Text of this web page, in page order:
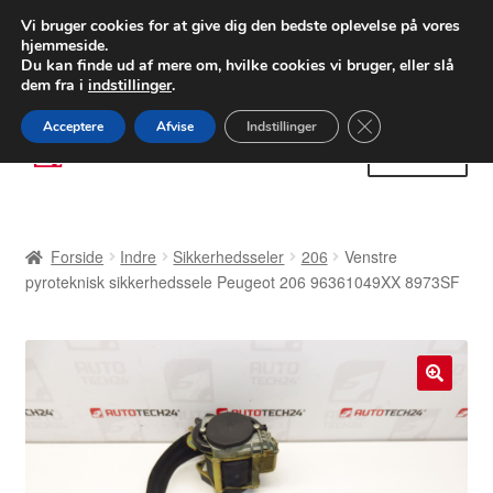
LEVERING fra 55 kr.
FEDEX verdensomspændende forsendelse
80 82 72 02
Spring
til
Spring
til
Betalinger
Klageprocedure
Forside Indre Sikkerhedsseler 206
Venstre
pyroteknisk sikkerhedssele Peugeot 206 96361049XX 8973SF
🔍
Vi bruger cookies for at give dig den bedste oplevelse på vores
hjemmeside.
Du kan finde ud af mere om, hvilke cookies vi bruger, eller slå
dem fra i indstillinger.
Acceptere Afvise Indstillinger Close GDPR